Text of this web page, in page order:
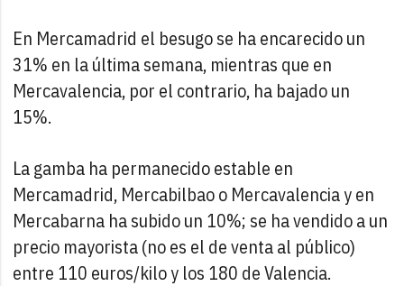
En Mercamadrid el besugo se ha encarecido un
31% en la última semana, mientras que en
Mercavalencia, por el contrario, ha bajado un
15%.
La gamba ha permanecido estable en
Mercamadrid, Mercabilbao o Mercavalencia y en
Mercabarna ha subido un 10%; se ha vendido a un
precio mayorista (no es el de venta al público)
entre 110 euros/kilo y los 180 de Valencia.